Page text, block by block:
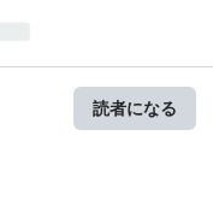
読者になる